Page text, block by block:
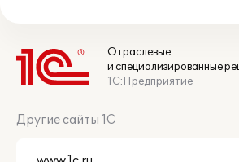
Отраслевые
и специализированные
1С:Предприятие
Другие сайты 1С